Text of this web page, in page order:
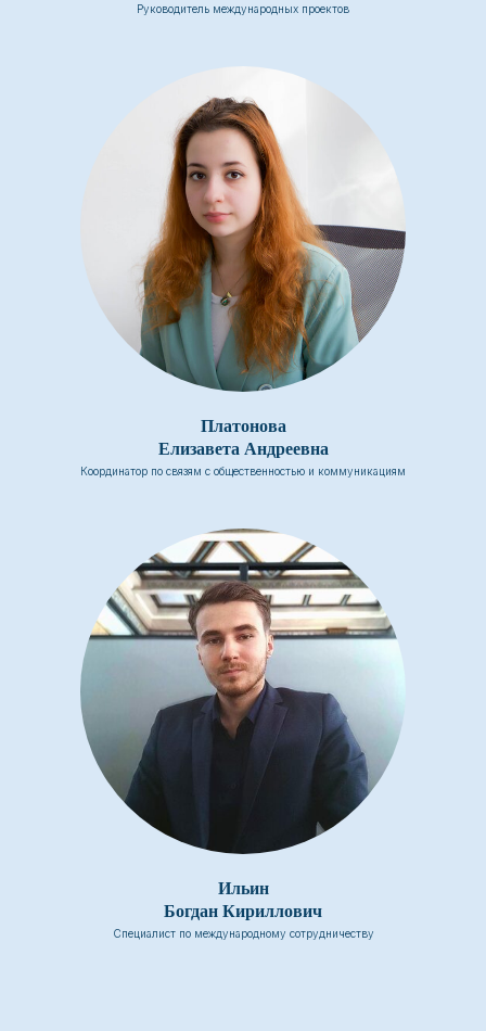
Руководитель международных проектов
Платонова
Елизавета Андреевна
Координатор по связям с общественностью и коммуникациям
Ильин
Богдан Кириллович
Специалист по международному сотрудничеству